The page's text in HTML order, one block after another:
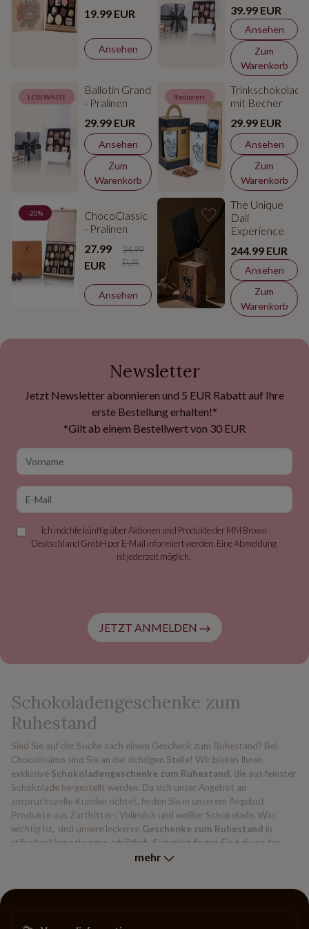
19.99 EUR
Ansehen
39.99 EUR
Ansehen
Zum
Warenkorb
LESS WASTE
Ballotin Grand
- Pralinen
29.99 EUR
Ansehen
Zum
Warenkorb
Reduziert
Trinkschokolade
mit Becher
29.99 EUR
Ansehen
Zum
Warenkorb
-20%
ChocoClassic
- Pralinen
27.99
EUR
34.99
EUR
Ansehen
The Unique
Dalí
Experience
244.99 EUR
Ansehen
Zum
Warenkorb
Newsletter
Jetzt Newsletter abonnieren und 5 EUR Rabatt auf Ihre
erste Bestellung erhalten!*
*Gilt ab einem Bestellwert von 30 EUR
Ich möchte künftig über Aktionen und Produkte der MM Brown
Deutschland GmbH per E-Mail informiert werden. Eine Abmeldung
ist jederzeit möglich.
JETZT ANMELDEN
Schokoladengeschenke zum
Ruhestand
Sind Sie auf der Suche nach einem Geschenk zum Ruhestand? Bei
Chocolissimo sind Sie an der richtigen Stelle! Wir bieten Ihnen
exklusive Schokoladengeschenke zum Ruhestand, die aus feinster
Schokolade hergestellt werden. Da sich unser Angebot an
anspruchsvolle Kunden richtet, finden Sie in unserem Angebot
Produkte aus Zartbitter-, Vollmilch und weißer Schokolade. Was
wichtig ist, sind unsere leckeren Geschenke zum Ruhestand in
stilvollen Verpackungen erhältlich. Sicherlich finden Sie bei uns das
richtige Geschenk für Ihren Arbeitskollegen.
Klassische Schokoladentafeln in
mehr